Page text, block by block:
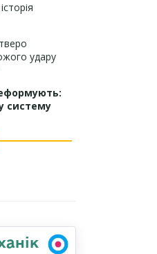
удару
систему